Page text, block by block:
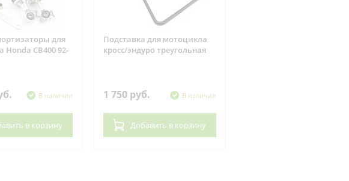
для
Honda CB400 92-
В наличии
в корзину
Подставка для мотоцикла
кросс/эндуро треугольная
1 750 руб. В наличии
Добавить в корзину